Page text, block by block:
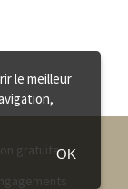
gratuite
le meilleur
OK